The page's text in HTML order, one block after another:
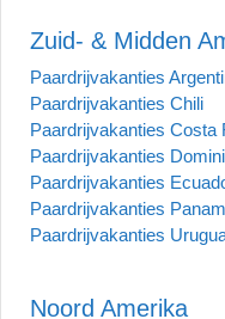
Zuid- & Midden
Paardrijvakanties
Paardrijvakanties Chili
Paardrijvakanties Costa
Paardrijvakanties
Paardrijvakanties
Paardrijvakanties
Paardrijvakanties
Noord Amerika